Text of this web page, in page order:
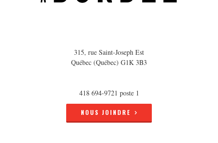
315, rue Saint-Joseph Est
Québec (Québec) G1K 3B3
418 694-9721 poste 1
NOUS JOINDRE